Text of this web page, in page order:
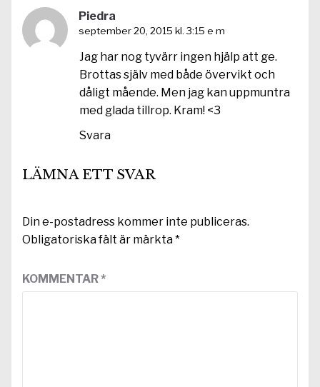
Piedra
september 20, 2015 kl. 3:15 e m
Jag har nog tyvärr ingen hjälp att ge.
Brottas själv med både övervikt och
dåligt mående. Men jag kan uppmuntra
med glada tillrop. Kram! <3
Svara
LÄMNA ETT SVAR
Din e-postadress kommer inte publiceras.
Obligatoriska fält är märkta*
KOMMENTAR*